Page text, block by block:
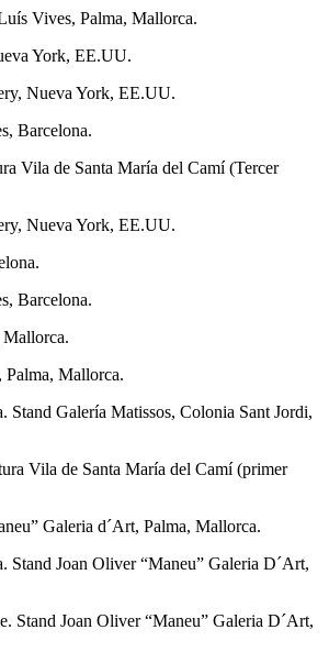
Vives, Palma, Mallorca.
York, EE.UU.
Nueva York, EE.UU.
Barcelona.
Vila de Santa María del Camí (Tercer
Nueva York, EE.UU.
Barcelona.
Mallorca.
Mallorca.
Stand Galería Matissos, Colonia Sant Jordi,
Vila de Santa María del Camí (primer
Galeria d´Art, Palma, Mallorca.
Stand Joan Oliver “Maneu” Galeria D´Art,
Stand Joan Oliver “Maneu” Galeria D´Art,